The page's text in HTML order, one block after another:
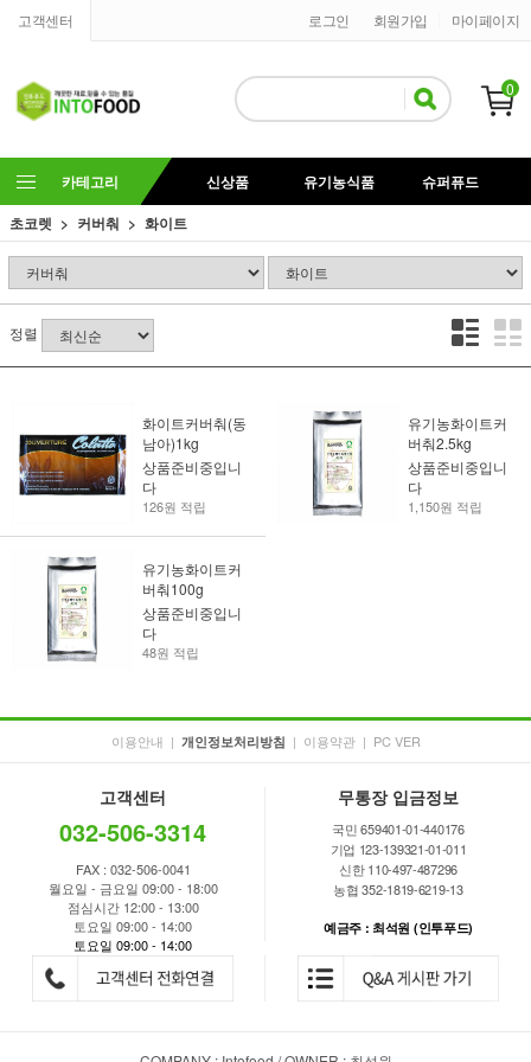
고객센터 마이페이지
회원가입
로그인
0
카테고리 신상품 유기농식품
슈퍼퓨드
초코렛
커버춰 화이트
정렬
화이트커버춰(동
남아)1kg
상품준비중입니
다
126원 적립
유기농화이트커
버춰2.5kg
상품준비중입니
다
1,150원 적립
유기농화이트커
버춰100g
상품준비중입니
다
48원 적립
이용안내 | 개인정보처리방침 | 이용약관 | PC VER
고객센터
032-506-3314
FAX : 032-506-0041
월요일 - 금요일 09:00 - 18:00
점심시간 12:00 - 13:00
토요일 09:00 - 14:00
토요일 09:00 - 14:00
무통장 입금정보
국민 659401-01-440176
기업 123-139321-01-011
신한 110-497-487296
농협 352-1819-6219-13
예금주 : 최석원 (인투푸드)